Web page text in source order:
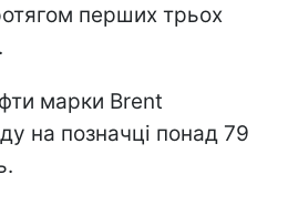
перших трьох
марки Brent
на позначці понад 79